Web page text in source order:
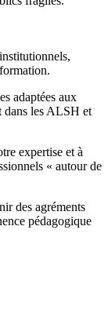
adaptées aux
dans les ALSH et
expertise et à
« autour de
des agréments
pédagogique